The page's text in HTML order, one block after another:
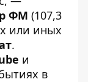
ФМ (107,3
или иных
.
и
в